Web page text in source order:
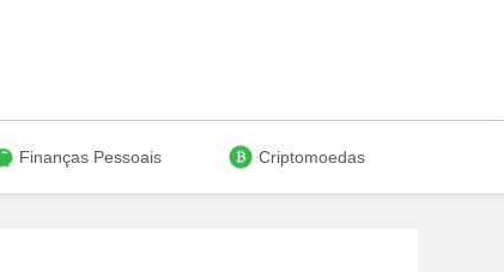
Finanças Pessoais Criptomoedas